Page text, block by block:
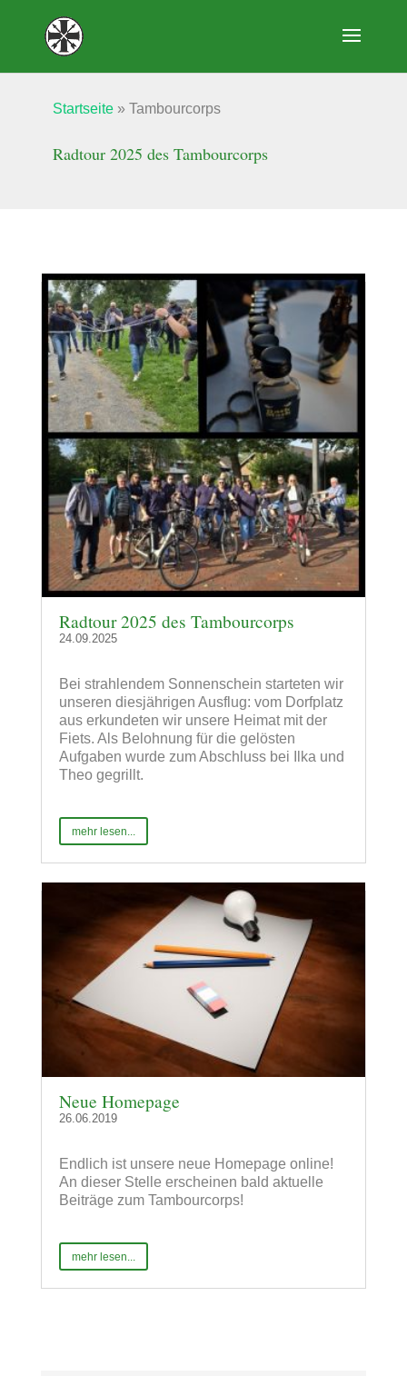
Startseite »Tambourcorps
Radtour 2025 des Tambourcorps
Radtour 2025 des Tambourcorps
24.09.2025
Bei strahlendem Sonnenschein starteten wir
unseren diesjährigen Ausflug: vom Dorfplatz
aus erkundeten wir unsere Heimat mit der
Fiets. Als Belohnung für die gelösten
Aufgaben wurde zum Abschluss bei Ilka und
Theo gegrillt.
mehr lesen...
Neue Homepage
26.06.2019
Endlich ist unsere neue Homepage online!
An dieser Stelle erscheinen bald aktuelle
Beiträge zum Tambourcorps!
mehr lesen...